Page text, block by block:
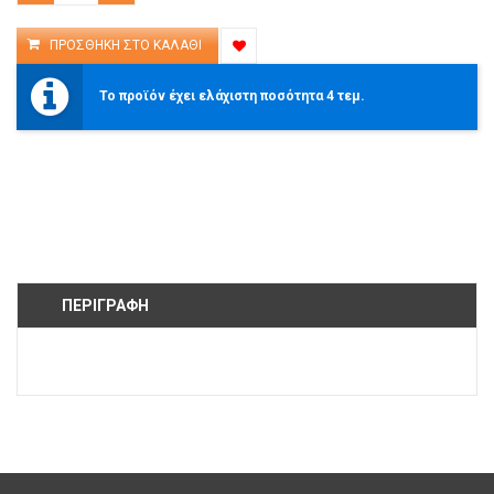
Το προϊόν έχει ελάχιστη ποσότητα 4 τεμ.
ΠΕΡΙΓΡΑΦΉ